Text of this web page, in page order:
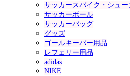
サッカースパイク・シュー
サッカーボール
サッカーバッグ
グッズ
ゴールキーパー用品
レフェリー用品
adidas
NIKE